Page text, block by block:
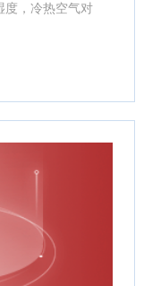
度，冷热空气对